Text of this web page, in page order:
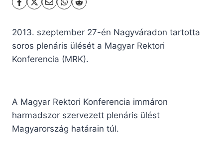
2013. szeptember 27-én Nagyváradon tartotta
soros plenáris ülését a Magyar Rektori
Konferencia (MRK).
A Magyar Rektori Konferencia immáron
harmadszor szervezett plenáris ülést
Magyarország határain túl.